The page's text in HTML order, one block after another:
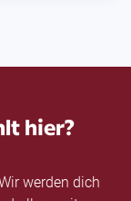
hier?
werden dich